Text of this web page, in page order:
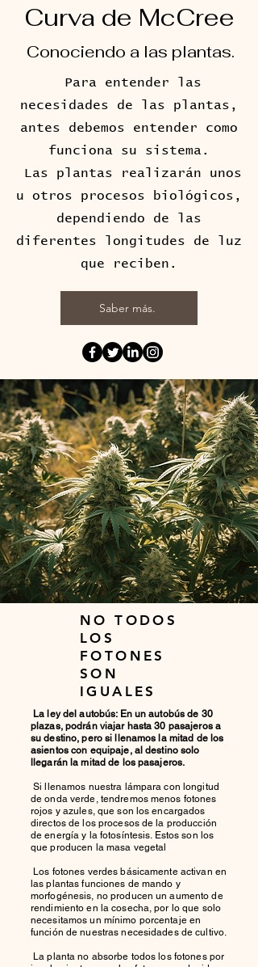
Curva de McCree
Conociendo a las plantas.
Para entender las
necesidades de las plantas,
antes debemos entender como
funciona su sistema.
Las plantas realizarán unos
u otros procesos biológicos,
dependiendo de las
diferentes longitudes de luz
que reciben.
Saber más.
NO TODOS
LOS
FOTONES
SON
IGUALES
La ley del autobús: En un autobús de 30
plazas, podrán viajar hasta 30 pasajeros a
su destino, pero si llenamos la mitad de los
asientos con equipaje, al destino solo
llegarán la mitad de los pasajeros.
Si llenamos nuestra lámpara con longitud
de onda verde, tendremos menos fotones
rojos y azules, que son los encargados
directos de los procesos de la producción
de energía y la fotosíntesis. Estos son los
que producen la masa vegetal
Los fotones verdes básicamente activan en
las plantas funciones de mando y
morfogénesis, no producen un aumento de
rendimiento en la cosecha, por lo que solo
necesitamos un mínimo porcentaje en
función de nuestras necesidades de cultivo.
La planta no absorbe todos los fotones por